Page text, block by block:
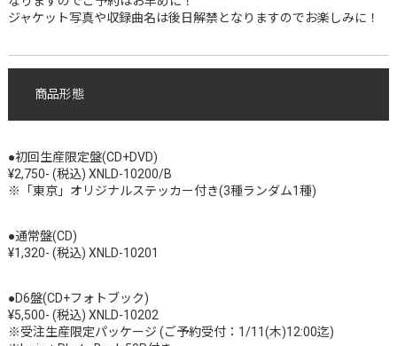
ジャケット写真や収録曲名は後日解禁となりますのでお楽しみに！
商品形態
●初回生産限定盤(CD+DVD)
¥2,750- (税込) XNLD-10200/B
※「東京」オリジナルステッカー付き(3種ランダム1種)
●通常盤(CD)
¥1,320- (税込) XNLD-10201
●D6盤(CD+フォトブック)
¥5,500- (税込) XNLD-10202
※受注生産限定パッケージ (ご予約受付：1/11(木)12:00迄)